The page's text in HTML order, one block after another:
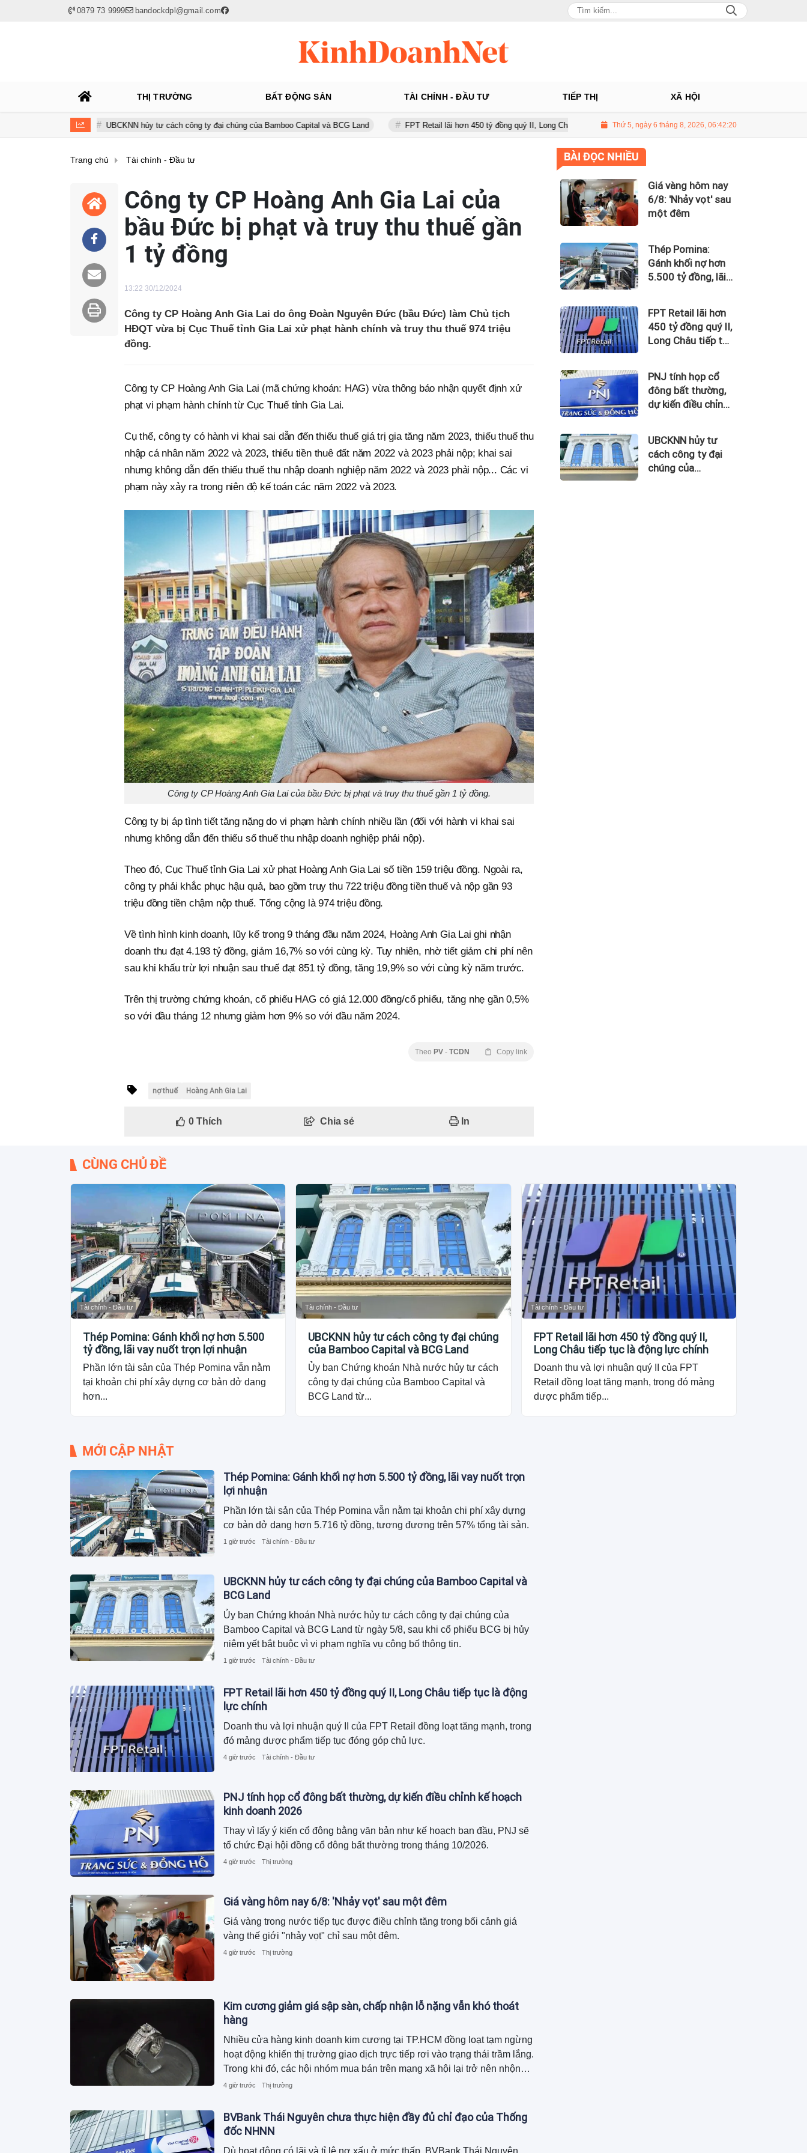
0879 73 9999 bandockdpl@gmail.com
THỊ TRƯỜNG BẤT ĐỘNG SẢN TÀI CHÍNH - ĐẦU TƯ TIẾP THỊ XÃ HỘI
UBCKNN hủy tư cách công ty đại chúng của Bamboo Capital và BCG Land FPT Retail lãi hơn 450 tỷ đồng quý II, Long Châu tiếp tục là động lực chính PNJ tính họp cổ đông bất thường, dự kiến
Thứ 5, ngày 6 tháng 8, 2026, 06:42:22
Trang chủ Tài chính - Đầu tư
Công ty CP Hoàng Anh Gia Lai của
bầu Đức bị phạt và truy thu thuế gần
1 tỷ đồng
13:22 30/12/2024
Công ty CP Hoàng Anh Gia Lai do ông Đoàn Nguyên Đức (bầu Đức) làm Chủ tịch
HĐQT vừa bị Cục Thuế tỉnh Gia Lai xử phạt hành chính và truy thu thuế 974 triệu
đồng.
Công ty CP Hoàng Anh Gia Lai (mã chứng khoán: HAG) vừa thông báo nhận quyết định xử
phạt vi phạm hành chính từ Cục Thuế tỉnh Gia Lai.
Cụ thể, công ty có hành vi khai sai dẫn đến thiếu thuế giá trị gia tăng năm 2023, thiếu thuế thu
nhập cá nhân năm 2022 và 2023, thiếu tiền thuê đất năm 2022 và 2023 phải nộp; khai sai
nhưng không dẫn đến thiếu thuế thu nhập doanh nghiệp năm 2022 và 2023 phải nộp... Các vi
phạm này xảy ra trong niên độ kế toán các năm 2022 và 2023.
Công ty CP Hoàng Anh Gia Lai của bầu Đức bị phạt và truy thu thuế gần 1 tỷ đồng.
Công ty bị áp tình tiết tăng nặng do vi phạm hành chính nhiều lần (đối với hành vi khai sai
nhưng không dẫn đến thiếu số thuế thu nhập doanh nghiệp phải nộp).
Theo đó, Cục Thuế tỉnh Gia Lai xử phạt Hoàng Anh Gia Lai số tiền 159 triệu đồng. Ngoài ra,
công ty phải khắc phục hậu quả, bao gồm truy thu 722 triệu đồng tiền thuế và nộp gần 93
triệu đồng tiền chậm nộp thuế. Tổng cộng là 974 triệu đồng.
Về tình hình kinh doanh, lũy kế trong 9 tháng đầu năm 2024, Hoàng Anh Gia Lai ghi nhận
doanh thu đạt 4.193 tỷ đồng, giảm 16,7% so với cùng kỳ. Tuy nhiên, nhờ tiết giảm chi phí nên
sau khi khấu trừ lợi nhuận sau thuế đạt 851 tỷ đồng, tăng 19,9% so với cùng kỳ năm trước.
Trên thị trường chứng khoán, cổ phiếu HAG có giá 12.000 đồng/cổ phiếu, tăng nhẹ gần 0,5%
so với đầu tháng 12 nhưng giảm hơn 9% so với đầu năm 2024.
Theo PV - TCDN Copy link
nợ thuế Hoàng Anh Gia Lai
0Thích Chia sẻ In
BÀI ĐỌC NHIỀU
Giá vàng hôm nay
6/8: 'Nhảy vọt' sau
một đêm
Thép Pomina:
Gánh khối nợ hơn
5.500 tỷ đồng, lãi
FPT Retail lãi hơn
450 tỷ đồng quý II,
Long Châu tiếp tục
PNJ tính họp cổ
đông bất thường,
dự kiến điều chỉnh
doanh 2026
UBCKNN hủy tư
cách công ty đại
chúng của
CÙNG CHỦ ĐỀ
Tài chính - Đầu tư
Thép Pomina: Gánh khối nợ hơn 5.500
tỷ đồng, lãi vay nuốt trọn lợi nhuận
Phần lớn tài sản của Thép Pomina vẫn nằm
tại khoản chi phí xây dựng cơ bản dở dang
hơn...
Tài chính - Đầu tư
UBCKNN hủy tư cách công ty đại chúng
của Bamboo Capital và BCG Land
Ủy ban Chứng khoán Nhà nước hủy tư cách
công ty đại chúng của Bamboo Capital và
BCG Land từ...
Tài chính - Đầu tư
FPT Retail lãi hơn 450 tỷ đồng quý II,
Long Châu tiếp tục là động lực chính
Doanh thu và lợi nhuận quý II của FPT
Retail đồng loạt tăng mạnh, trong đó mảng
dược phẩm tiếp...
MỚI CẬP NHẬT
Thép Pomina: Gánh khối nợ hơn 5.500 tỷ đồng, lãi vay nuốt trọn
lợi nhuận
Phần lớn tài sản của Thép Pomina vẫn nằm tại khoản chi phí xây dựng
cơ bản dở dang hơn 5.716 tỷ đồng, tương đương trên 57% tổng tài sản.
1 giờ trước Tài chính - Đầu tư
UBCKNN hủy tư cách công ty đại chúng của Bamboo Capital và
BCG Land
Ủy ban Chứng khoán Nhà nước hủy tư cách công ty đại chúng của
Bamboo Capital và BCG Land từ ngày 5/8, sau khi cổ phiếu BCG bị hủy
niêm yết bắt buộc vì vi phạm nghĩa vụ công bố thông tin.
1 giờ trước Tài chính - Đầu tư
FPT Retail lãi hơn 450 tỷ đồng quý II, Long Châu tiếp tục là động
lực chính
Doanh thu và lợi nhuận quý II của FPT Retail đồng loạt tăng mạnh, trong
đó mảng dược phẩm tiếp tục đóng góp chủ lực.
4 giờ trước Tài chính - Đầu tư
PNJ tính họp cổ đông bất thường, dự kiến điều chỉnh kế hoạch
kinh doanh 2026
Thay vì lấy ý kiến cổ đông bằng văn bản như kế hoạch ban đầu, PNJ sẽ
tổ chức Đại hội đồng cổ đông bất thường trong tháng 10/2026.
4 giờ trước Thị trường
Giá vàng hôm nay 6/8: 'Nhảy vọt' sau một đêm
Giá vàng trong nước tiếp tục được điều chỉnh tăng trong bối cảnh giá
vàng thế giới "nhảy vọt" chỉ sau một đêm.
4 giờ trước Thị trường
Kim cương giảm giá sập sàn, chấp nhận lỗ nặng vẫn khó thoát
hàng
Nhiều cửa hàng kinh doanh kim cương tại TP.HCM đồng loạt tạm ngừng
hoạt động khiến thị trường giao dịch trực tiếp rơi vào trạng thái trầm lắng.
Trong khi đó, các hội nhóm mua bán trên mạng xã hội lại trở nên nhộn
nhịp với hàng loạt sản phẩm được rao bán dưới giá mua, thậm chí giảm
4 giờ trước Thị trường
BVBank Thái Nguyên chưa thực hiện đầy đủ chỉ đạo của Thống
đốc NHNN
Dù hoạt động có lãi và tỉ lệ nợ xấu ở mức thấp, BVBank Thái Nguyên